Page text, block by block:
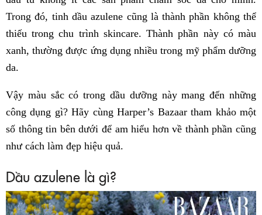
Trong đó, tinh dầu azulene cũng là thành phần không thể
thiếu trong chu trình skincare. Thành phần này có màu
xanh, thường được ứng dụng nhiều trong mỹ phẩm dưỡng
da.
Vậy màu sắc có trong dầu dưỡng này mang đến những
công dụng gì? Hãy cùng Harper’s Bazaar tham khảo một
số thông tin bên dưới để am hiểu hơn về thành phần cũng
như cách làm đẹp hiệu quả.
Dầu azulene là gì?